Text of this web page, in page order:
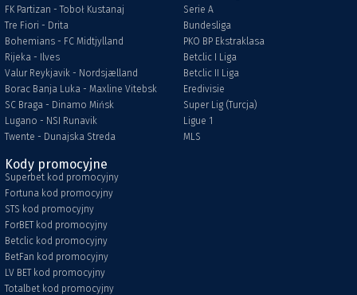
FK Partizan - Toboł Kustanaj
Tre Fiori - Drita
Bohemians - FC Midtjylland
Rijeka - Ilves
Valur Reykjavik - Nordsjælland
Borac Banja Luka - Maxline Vitebsk
SC Braga - Dinamo Mińsk
Lugano - NSI Runavik
Twente - Dunajska Streda
Serie A
Bundesliga
PKO BP Ekstraklasa
Betclic I Liga
Betclic II Liga
Eredivisie
Super Lig (Turcja)
Ligue 1
MLS
Kody promocyjne
Superbet kod promocyjny
Fortuna kod promocyjny
STS kod promocyjny
ForBET kod promocyjny
Betclic kod promocyjny
BetFan kod promocyjny
LV BET kod promocyjny
Totalbet kod promocyjny